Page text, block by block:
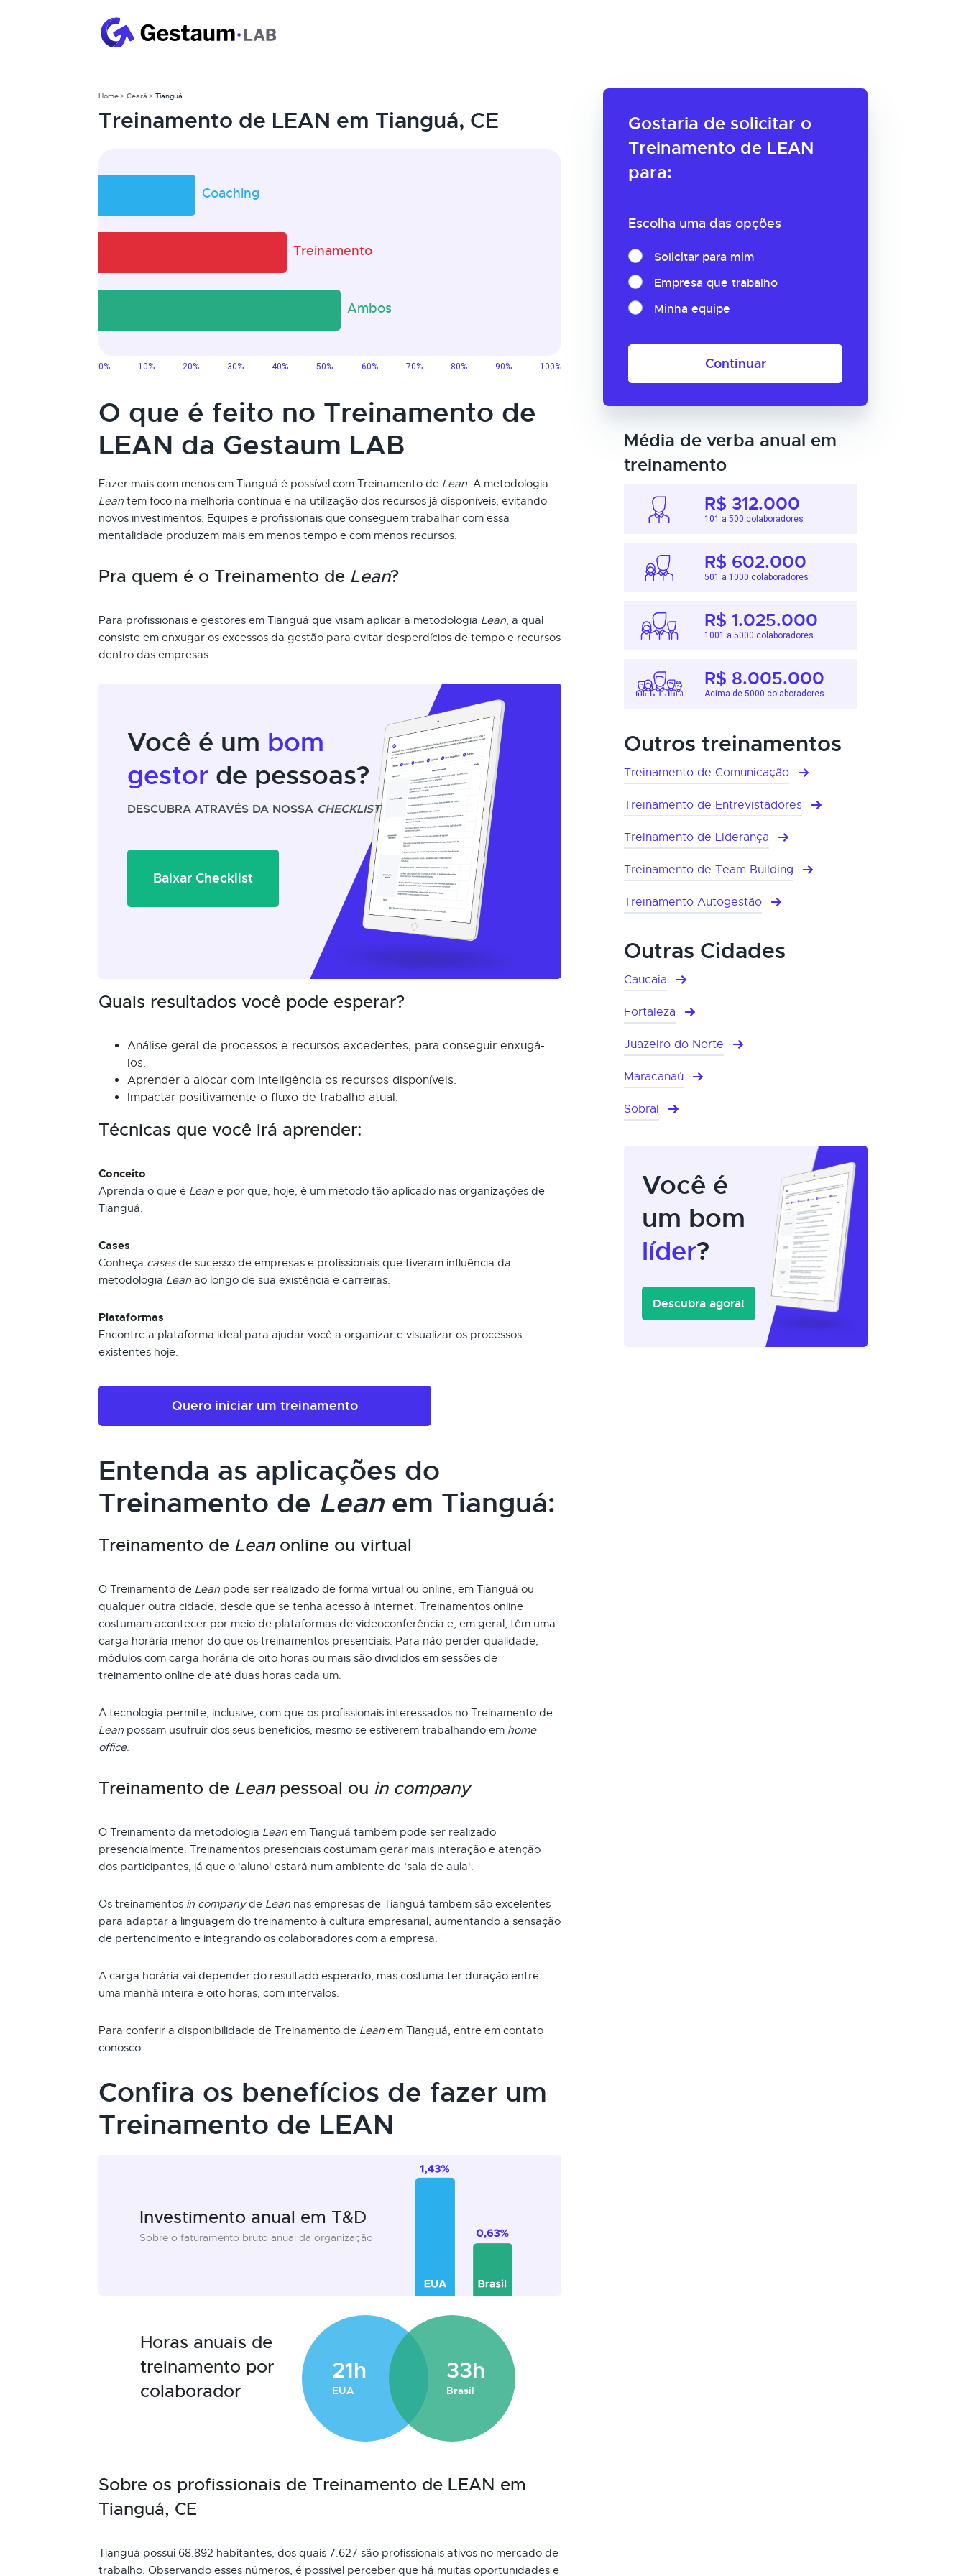
Gostaria de solicitar o
Treinamento de LEAN
para:
Escolha uma das opções
Solicitar para mim
Empresa que trabalho
Minha equipe
Continuar
Home Ceará Tianguá
Treinamento de LEAN em Tianguá, CE
O que é feito no Treinamento de
LEAN da Gestaum LAB
Fazer mais com menos em Tianguá é possível com Treinamento de Lean. A metodologia
Lean tem foco na melhoria contínua e na utilização dos recursos já disponíveis, evitando
novos investimentos. Equipes e profissionais que conseguem trabalhar com essa
mentalidade produzem mais em menos tempo e com menos recursos.
Pra quem é o Treinamento de Lean?
Para profissionais e gestores em Tianguá que visam aplicar a metodologia Lean, a qual
consiste em enxugar os excessos da gestão para evitar desperdícios de tempo e recursos
dentro das empresas.
Você é um bom
gestor de pessoas?
DESCUBRA ATRAVÉS DA NOSSA CHECKLIST
Baixar Checklist
Quais resultados você pode esperar?
Análise geral de processos e recursos excedentes, para conseguir enxugá-
los.
Aprender a alocar com inteligência os recursos disponíveis.
Impactar positivamente o fluxo de trabalho atual.
Técnicas que você irá aprender:
Conceito
Aprenda o que é Lean e por que, hoje, é um método tão aplicado nas organizações de
Tianguá.
Cases
Conheça casesde sucesso de empresas e profissionais que tiveram influência da
metodologia Lean ao longo de sua existência e carreiras.
Plataformas
Encontre a plataforma ideal para ajudar você a organizar e visualizar os processos
existentes hoje.
Quero iniciar um treinamento
Entenda as aplicações do
Treinamento de Leanem Tianguá:
Treinamento de Leanonline ou virtual
O Treinamento de Lean pode ser realizado de forma virtual ou online, em Tianguá ou
qualquer outra cidade, desde que se tenha acesso à internet. Treinamentos online
costumam acontecer por meio de plataformas de videoconferência e, em geral, têm uma
carga horária menor do que os treinamentos presenciais. Para não perder qualidade,
módulos com carga horária de oito horas ou mais são divididos em sessões de
treinamento online de até duas horas cada um.
A tecnologia permite, inclusive, com que os profissionais interessados no Treinamento de
Lean possam usufruir dos seus benefícios, mesmo se estiverem trabalhando em home
office.
Treinamento de Leanpessoal ou in company
O Treinamento da metodologia Lean em Tianguá também pode ser realizado
presencialmente. Treinamentos presenciais costumam gerar mais interação e atenção
dos participantes, já que o 'aluno' estará num ambiente de ‘sala de aula'.
Os treinamentos in companyde Lean nas empresas de Tianguá também são excelentes
para adaptar a linguagem do treinamento à cultura empresarial, aumentando a sensação
de pertencimento e integrando os colaboradores com a empresa.
A carga horária vai depender do resultado esperado, mas costuma ter duração entre
uma manhã inteira e oito horas, com intervalos.
Para conferir a disponibilidade de Treinamento de Lean em Tianguá, entre em contato
conosco.
Confira os benefícios de fazer um
Treinamento de LEAN
Investimento anual em T&D
Sobre o faturamento bruto anual da organização
Horas anuais de
treinamento por
colaborador
21h
EUA
33h
Brasil
Sobre os profissionais de Treinamento de LEAN em
Tianguá, CE
Tianguá possui 68.892 habitantes, dos quais 7.627 são profissionais ativos no mercado de
trabalho. Observando esses números, é possível perceber que há muitas oportunidades e
Média de verba anual em
treinamento
R$ 312.000
101 a 500 colaboradores
R$ 602.000
501 a 1000 colaboradores
R$ 1.025.000
1001 a 5000 colaboradores
R$ 8.005.000
Acima de 5000 colaboradores
Outros treinamentos
Treinamento de Comunicação
Treinamento de Entrevistadores
Treinamento de Liderança
Treinamento de Team Building
Treinamento Autogestão
Outras Cidades
Caucaia
Fortaleza
Juazeiro do Norte
Maracanaú
Sobral
Você é
um bom
líder?
Descubra agora!